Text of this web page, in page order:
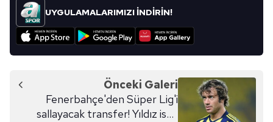
UYGULAMALARIMIZI İNDİRİN!
Önceki Galeri
Fenerbahçe'den Süper Lig'i
sallayacak transfer! Yıldız ismi